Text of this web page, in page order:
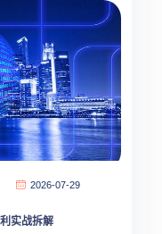
2026-07-29
实战拆解